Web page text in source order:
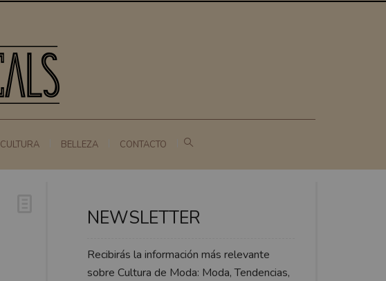
CULTURA BELLEZA CONTACTO
NEWSLETTER
Recibirás la información más relevante
sobre Cultura de Moda: Moda, Tendencias,